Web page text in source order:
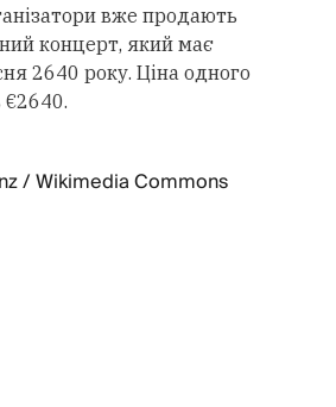
вже продають
концерт, який має
2640 року. Ціна одного
€2640.
/ Wikimedia Commons